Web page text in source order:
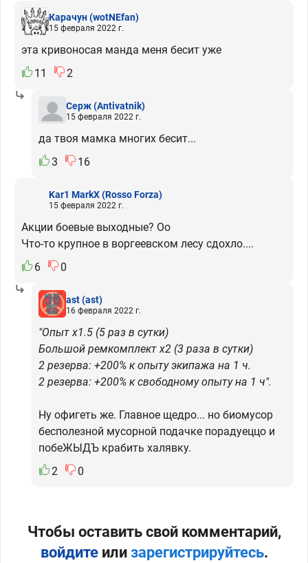
Карачун(wotNEfan)
15 февраля 2022 г.
эта кривоносая манда меня бесит уже
11
2
Серж(Antivatnik)
15 февраля 2022 г.
да твоя мамка многих бесит...
3
16
Kar1 MarkX(Rosso Forza)
15 февраля 2022 г.
Акции боевые выходные? Оо
Что-то крупное в воргеевском лесу сдохло....
6
0
ast(ast)
16 февраля 2022 г.
"Опыт x1.5 (5 раз в сутки)
Большой ремкомплект x2 (3 раза в сутки)
2 резерва: +200% к опыту экипажа на 1 ч.
2 резерва: +200% к свободному опыту на 1 ч".
Ну офигеть же. Главное щедро... но биомусор
бесполезной мусорной подачке порадуеццо и
побеЖЫДЪ крабить халявку.
2
0
Чтобы оставить свой комментарий,
войдитеили зарегистрируйтесь.